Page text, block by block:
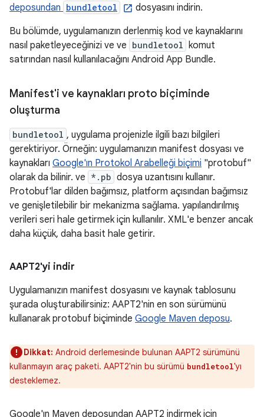
deposundan bundletool
dosyasını indirin.
Bu bölümde, uygulamanızın derlenmiş kod ve kaynaklarını
nasıl paketleyeceğinizi ve ve bundletool komut
satırından nasıl kullanılacağını Android App Bundle.
Manifest'i ve kaynakları proto biçiminde
oluşturma
bundletool , uygulama projenizle ilgili bazı bilgileri
gerektiriyor. Örneğin: uygulamanızın manifest dosyası ve
kaynakları Google'ın Protokol Arabelleği biçimi "protobuf"
olarak da bilinir. ve *.pb dosya uzantısını kullanır.
Protobuf'lar dilden bağımsız, platform açısından bağımsız
ve genişletilebilir bir mekanizma sağlama. yapılandırılmış
verileri seri hale getirmek için kullanılır. XML'e benzer ancak
daha küçük, daha basit hale getirir.
AAPT2'yi indir
Uygulamanızın manifest dosyasını ve kaynak tablosunu
şurada oluşturabilirsiniz: AAPT2'nin en son sürümünü
kullanarak protobuf biçiminde Google Maven deposu.
Dikkat: Android derlemesinde bulunan AAPT2 sürümünü
kullanmayın araç paketi. AAPT2'nin bu sürümü bundletool'yı
desteklemez.
Google'ın Maven deposundan AAPT2 indirmek için